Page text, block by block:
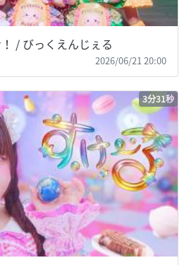
！ / びっくえんじぇる
2026/06/21 20:00
3分31秒